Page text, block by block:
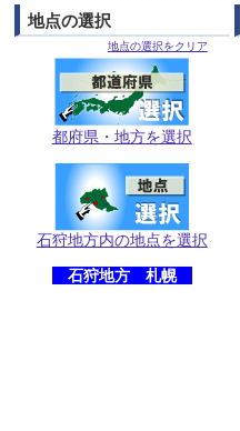
地点の選択
地点の選択をクリア
都府県・地方を選択
石狩地方内の地点を選択
石狩地方 札幌